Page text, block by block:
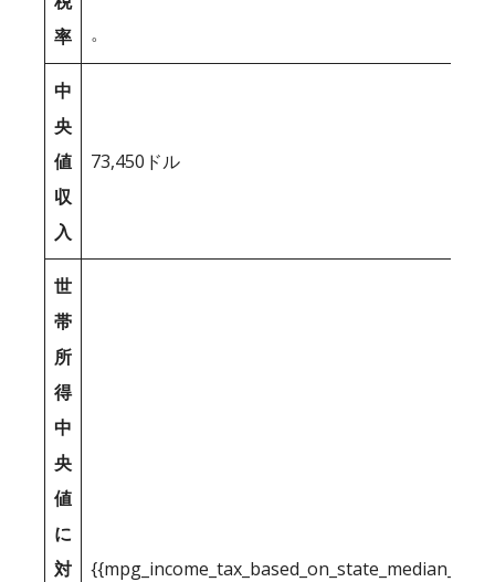
率
。
中
央
値
収
入
73,450ドル
世
帯
所
得
中
央
値
に
対